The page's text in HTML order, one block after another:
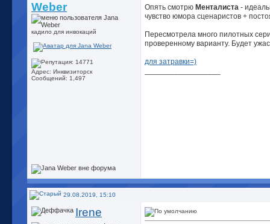
Weber
кадило для инвокаций
Адрес: Инквизиторск
Сообщений: 1,497
Опять смотрю Менталиста -
чувство юмора сценаристов +
Пересмотрела много пилотных
проверенному варианту. Будет
для затравки=)
29.08.2019, 15:10
Irene